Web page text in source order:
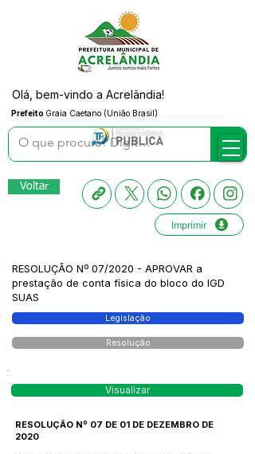
Prefeito Graia Caetano (União Brasil)
Olá, bem-vindo a Acrelândia!
Voltar
Imprimir
RESOLUÇÃO Nº 07/2020 - APROVAR a
prestação de conta física do bloco do IGD
SUAS
Legislação
Resolução
Visualizar
RESOLUÇÃO Nº 07 DE 01 DE DEZEMBRO DE
2020